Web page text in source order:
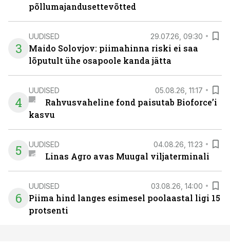
põllumajandusettevõtted
3
UUDISED 29.07.26, 09:30
Maido Solovjov: piimahinna riski ei saa
lõputult ühe osapoole kanda jätta
4
UUDISED 05.08.26, 11:17
Rahvusvaheline fond paisutab Bioforce’i
kasvu
5 UUDISED 04.08.26, 11:23
Linas Agro avas Muugal viljaterminali
6
UUDISED 03.08.26, 14:00
Piima hind langes esimesel poolaastal ligi 15
protsenti